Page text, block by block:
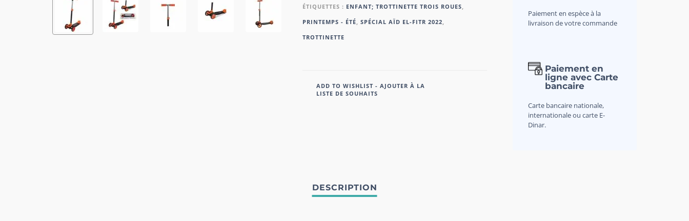
ÉTIQUETTES : ENFANT; TROTTINETTE TROIS ROUES,
PRINTEMPS - ÉTÉ, SPÉCIAL AÏD EL-FITR 2022,
TROTTINETTE
ADD TO WISHLIST - AJOUTER À LA
LISTE DE SOUHAITS
Paiement en espèce à la
livraison de votre commande
Paiement en
ligne avec Carte
bancaire
Carte bancaire nationale,
internationale ou carte E-
Dinar.